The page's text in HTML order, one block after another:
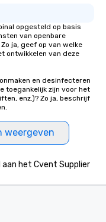
opgesteld op basis
van openbare
ja, geef op van welke
ontwikkelen van deze
en desinfecteren
toegankelijk zijn voor het
enz.)? Zo ja, beschrijf
weergeven
het Cvent Supplier